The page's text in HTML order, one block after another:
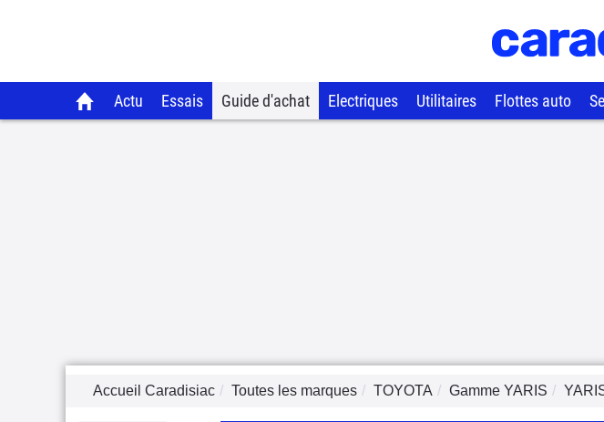
Actu Essais Guide d'achat Electriques Utilitaires Flottes auto
Accueil Caradisiac Toutes les marques TOYOTA Gamme YARIS